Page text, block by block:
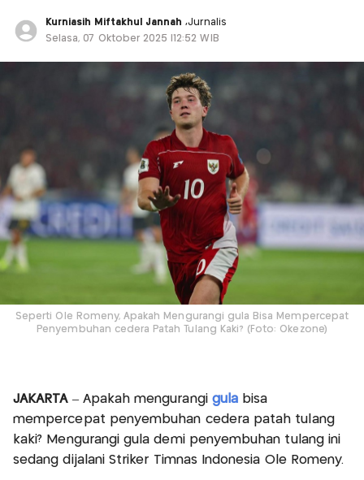
Kurniasih Miftakhul Jannah,Jurnalis
Selasa, 07 Oktober 2025 |12:52 WIB
Seperti Ole Romeny, Apakah Mengurangi gula Bisa Mempercepat
Penyembuhan cedera Patah Tulang Kaki? (Foto: Okezone)
JAKARTA– Apakah mengurangi gula bisa
mempercepat penyembuhan cedera patah tulang
kaki? Mengurangi gula demi penyembuhan tulang ini
sedang dijalani Striker Timnas Indonesia Ole Romeny.